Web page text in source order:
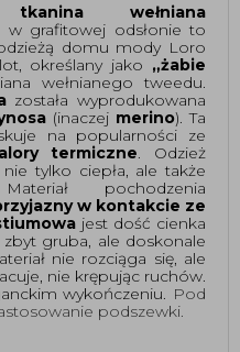
wełniana
w grafitowej odsłonie to
domu mody Loro
określany jako „żabie
została wyprodukowana
(inaczej merino). Ta
na popularności ze
termiczne. Odzież
nie tylko ciepła, ale także
pochodzenia
w kontakcie ze
jest dość cienka
gruba, ale doskonale
nie rozciąga się, ale
nie krępując ruchów.
wykończeniu. Pod
podszewki.